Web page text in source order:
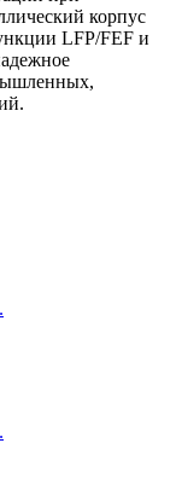
корпус
LFP/FEF и